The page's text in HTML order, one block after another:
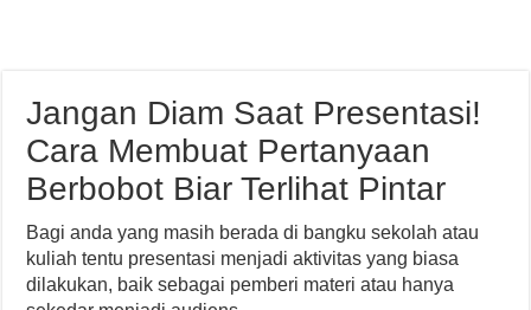
Jangan Diam Saat Presentasi!
Cara Membuat Pertanyaan
Berbobot Biar Terlihat Pintar
Bagi anda yang masih berada di bangku sekolah atau
kuliah tentu presentasi menjadi aktivitas yang biasa
dilakukan, baik sebagai pemberi materi atau hanya